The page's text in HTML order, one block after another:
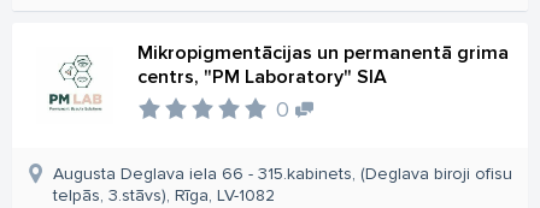
Mikropigmentācijas un permanentā grima
centrs, "PM Laboratory" SIA
0
Augusta Deglava iela 66 - 315.kabinets, (Deglava biroji ofisu
telpās, 3.stāvs), Rīga, LV-1082